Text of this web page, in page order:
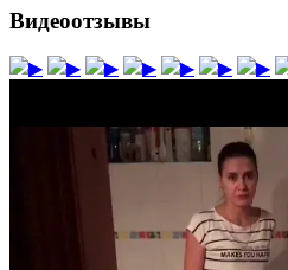
Видеоотзывы
▶ ▶ ▶ ▶ ▶ ▶ ▶